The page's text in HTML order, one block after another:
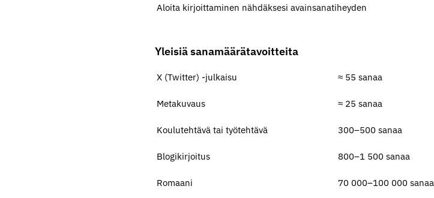
Aloita kirjoittaminen nähdäksesi avainsanatiheyden
Yleisiä sanamäärätavoitteita
X (Twitter) -julkaisu ≈ 55 sanaa
Metakuvaus ≈ 25 sanaa
Koulutehtävä tai työtehtävä 300–500 sanaa
Blogikirjoitus 800–1 500 sanaa
Romaani 70 000–100 000 sanaa